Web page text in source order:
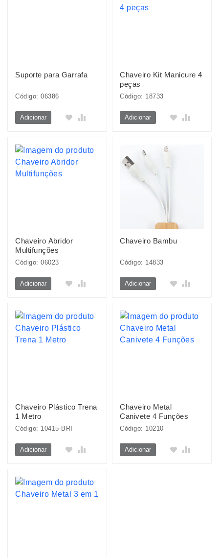
Suporte para Garrafa
Código: 06386
Adicionar
Chaveiro Kit Manicure 4
peças
Código: 18733
Adicionar
Chaveiro Abridor
Multifunções
Código: 06023
Adicionar
Chaveiro Bambu
Código: 14833
Adicionar
Chaveiro Plástico Trena
1 Metro
Código: 10415-BRI
Adicionar
Chaveiro Metal
Canivete 4 Funções
Código: 10210
Adicionar